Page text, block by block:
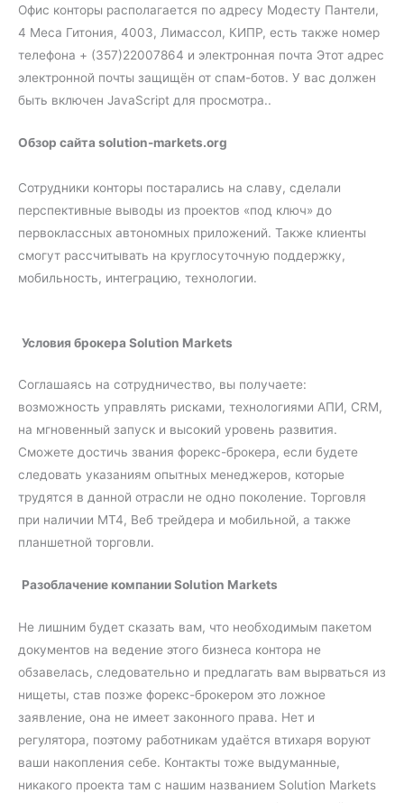
Офис конторы располагается по адресу Модесту Пантели,
4 Меса Гитония, 4003, Лимассол, КИПР, есть также номер
телефона + (357)22007864 и электронная почта Этот адрес
электронной почты защищён от спам-ботов. У вас должен
быть включен JavaScript для просмотра..
Обзор сайта solution-markets.org
Сотрудники конторы постарались на славу, сделали
перспективные выводы из проектов «под ключ» до
первоклассных автономных приложений. Также клиенты
смогут рассчитывать на круглосуточную поддержку,
мобильность, интеграцию, технологии.
Условия брокера Solution Markets
Соглашаясь на сотрудничество, вы получаете:
возможность управлять рисками, технологиями АПИ, CRM,
на мгновенный запуск и высокий уровень развития.
Сможете достичь звания форекс-брокера, если будете
следовать указаниям опытных менеджеров, которые
трудятся в данной отрасли не одно поколение. Торговля
при наличии МТ4, Веб трейдера и мобильной, а также
планшетной торговли.
Разоблачение компании Solution Markets
Не лишним будет сказать вам, что необходимым пакетом
документов на ведение этого бизнеса контора не
обзавелась, следовательно и предлагать вам вырваться из
нищеты, став позже форекс-брокером это ложное
заявление, она не имеет законного права. Нет и
регулятора, поэтому работникам удаётся втихаря воруют
ваши накопления себе. Контакты тоже выдуманные,
никакого проекта там с нашим названием Solution Markets